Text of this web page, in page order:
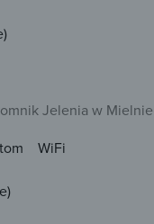
Jelenia w Mielnie
WiFi